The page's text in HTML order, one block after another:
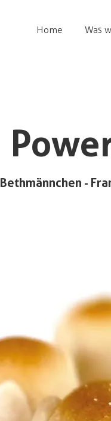
Home Was
Bethmännchen -